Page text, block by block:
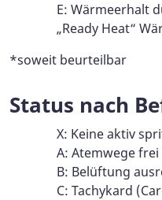
E: Wärmeerhalt
„Ready Heat“
*soweit beurteilbar
Status nach
X: Keine aktiv
A: Atemwege frei
B: Belüftung
C: Tachykard